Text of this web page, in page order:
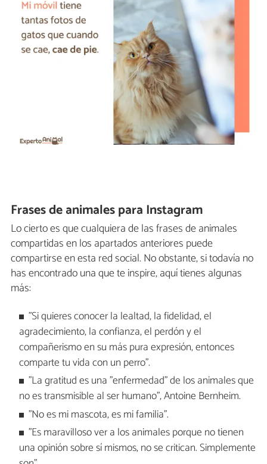
Frases de animales para Instagram
Lo cierto es que cualquiera de las frases de animales
compartidas en los apartados anteriores puede
compartirse en esta red social. No obstante, si todavía no
has encontrado una que te inspire, aquí tienes algunas
más:
"Si quieres conocer la lealtad, la fidelidad, el
agradecimiento, la confianza, el perdón y el
compañerismo en su más pura expresión, entonces
comparte tu vida con un perro".
"La gratitud es una "enfermedad" de los animales que
no es transmisible al ser humano", Antoine Bernheim.
"No es mi mascota, es mi familia".
"Es maravilloso ver a los animales porque no tienen
una opinión sobre sí mismos, no se critican. Simplemente